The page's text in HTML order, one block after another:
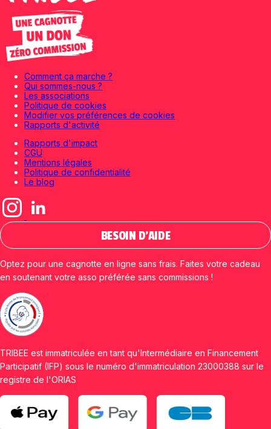
Comment ça marche ?
Qui sommes-nous ?
Les associations
Politique de cookies
Modifier vos préférences de cookies
Rapports d'activité
Rapports d'impact
CGU
Mentions légales
Politique de confidentialité
Le blog
BESOIN D'AIDE
Optez pour une cagnotte en ligne sans frais. Faites votre cadeau
en soutenant votre asso préférée sans commissions !
TRIBEE est immatriculée en tant qu'Intermédiaire en Financement
Participatif (IFP) sous le numéro d'immatriculation 23000388 sur le
registre de l'ORIAS